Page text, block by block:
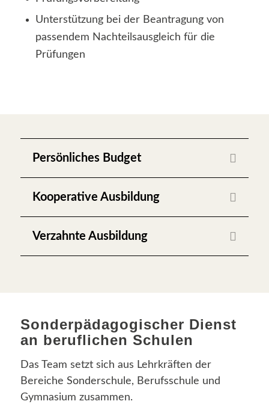
Unterstützung bei der Beantragung von
passendem Nachteilsausgleich für die
Prüfungen
Persönliches Budget
Kooperative Ausbildung
Verzahnte Ausbildung
Sonderpädagogischer Dienst
an beruflichen Schulen
Das Team setzt sich aus Lehrkräften der
Bereiche Sonderschule, Berufsschule und
Gymnasium zusammen.